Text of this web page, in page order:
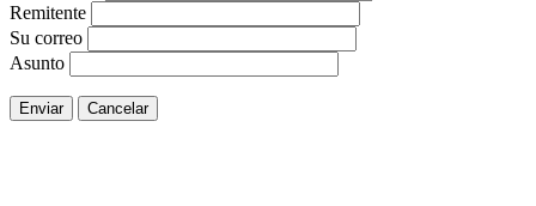
Remitente
Su correo
Asunto
Enviar Cancelar